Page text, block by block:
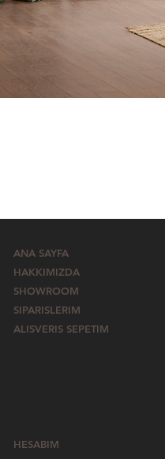
ANA SAYFA
HAKKIMIZDA
SHOWROOM
SIPARISLERIM
ALISVERIS SEPETIM
HESABIM